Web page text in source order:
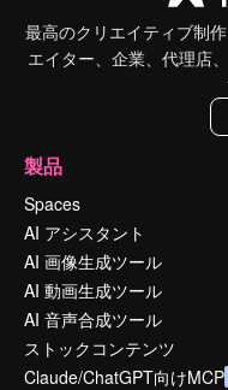
最高のクリエイティブ制
エイター、企業、代理店
製品
Spaces
AI アシスタント
AI 画像生成ツール
AI 動画生成ツール
AI 音声合成ツール
ストックコンテンツ
Claude/ChatGPT向けMCP